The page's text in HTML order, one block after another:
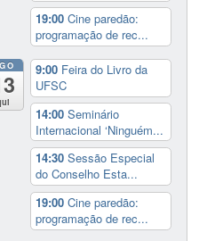
19:00Cine paredão:
programação de rec...
9:00 Feira do Livro da
UFSC
14:00Seminário
Internacional ‘Ninguém...
14:30Sessão Especial
do Conselho Esta...
19:00Cine paredão:
programação de rec...